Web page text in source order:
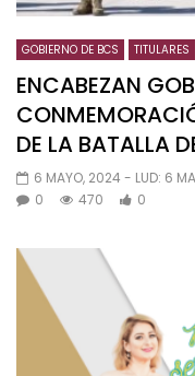
GOBIERNO DE BCS TITULARES
ENCABEZAN
DE LA BATALLA
6 MAYO, 2024 - LUD: 6
0
470 0